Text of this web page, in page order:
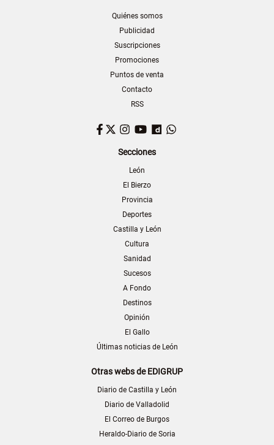
Quiénes somos
Publicidad
Suscripciones
Promociones
Puntos de venta
Contacto
RSS
Facebook
TwitterInstagram
YouTubeDailymotion
Secciones
León
El Bierzo
Provincia
Deportes
Castilla y León
Cultura
Sanidad
Sucesos
A Fondo
Destinos
Opinión
El Gallo
Últimas noticias de León
Otras webs de EDIGRUP
Diario de Castilla y León
Diario de Valladolid
El Correo de Burgos
Heraldo-Diario de Soria